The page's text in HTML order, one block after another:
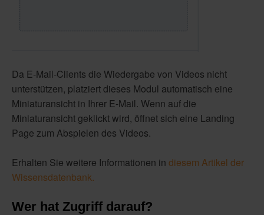
Da E-Mail-Clients die Wiedergabe von Videos nicht
unterstützen, platziert dieses Modul automatisch eine
Miniaturansicht in Ihrer E-Mail. Wenn auf die
Miniaturansicht geklickt wird, öffnet sich eine Landing
Page zum Abspielen des Videos.
Erhalten Sie weitere Informationen in diesem Artikel der
Wissensdatenbank.
Wer hat Zugriff darauf?